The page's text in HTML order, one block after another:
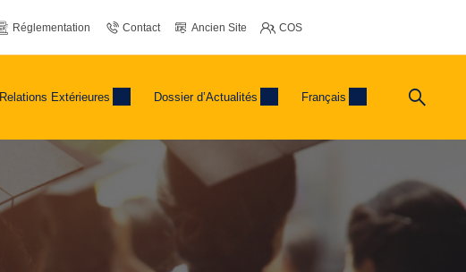
Réglementation Contact Ancien Site COS
Relations Extérieures Dossier d’Actualités Français